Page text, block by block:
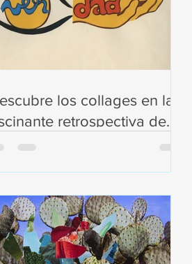
los collages en la
retrospectiva de